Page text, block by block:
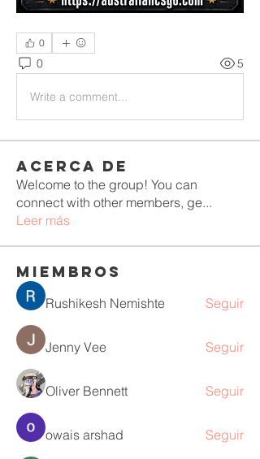
0
0 5
Write a comment...
Acerca de
Welcome to the group! You can
connect with other members, ge...
Leer más
Miembros
Rushikesh Nemishte Seguir
Jenny Vee Seguir
Oliver Bennett Seguir
owais arshad Seguir